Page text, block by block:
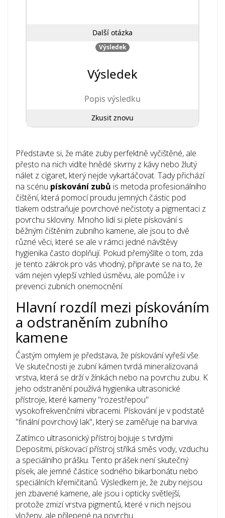
Další otázka
Výsledek
Výsledek
Popis výsledku
Zkusit znovu
Představte si, že máte zuby perfektně vyčištěné, ale
přesto na nich vidíte hnědé skvrny z kávy nebo žlutý
nálet z cigaret, který nejde vykartáčovat. Tady přichází
na scénu pískování zubů is metoda profesionálního
čištění, která pomocí proudu jemných částic pod
tlakem odstraňuje povrchové nečistoty a pigmentaci z
povrchu skloviny. Mnoho lidí si plete pískování s
běžným čištěním zubního kamene, ale jsou to dvě
různé věci, které se ale v rámci jedné návštěvy
hygienika často doplňují. Pokud přemýšlíte o tom, zda
je tento zákrok pro vás vhodný, připravte se na to, že
vám nejen vylepší vzhled úsměvu, ale pomůže i v
prevenci zubních onemocnění.
Hlavní rozdíl mezi pískováním
a odstraněním zubního
kamene
Častým omylem je představa, že pískování vyřeší vše.
Ve skutečnosti je zubní kámentvrdá mineralizovaná
vrstva, která se drží v žínkách nebo na povrchu zubu. K
jeho odstranění používá hygienika ultrasonické
přístroje, které kameny "rozestřepou"
vysokofrekvenčními vibracemi. Pískování je v podstatě
"finální povrchový lak", který se zaměřuje na barviva.
Zatímco ultrasonický přístroj bojuje s tvrdými
Depositmi, pískovací přístroj stříká směs vody, vzduchu
a speciálního prášku. Tento prášek není skutečný
písek, ale jemné částice sodného bikarbonátu nebo
speciálních křemičitanů. Výsledkem je, že zuby nejsou
jen zbavené kamene, ale jsou i opticky světlejší,
protože zmizí vrstva pigmentů, které v nich nejsou
vloženy, ale přilepené na povrchu.